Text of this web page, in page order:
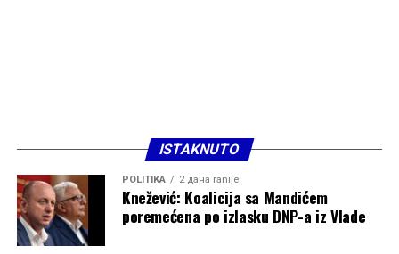
ISTAKNUTO
POLITIKA 2 дана ranije
Knežević: Koalicija sa Mandićem
poremećena po izlasku DNP-a iz Vlade